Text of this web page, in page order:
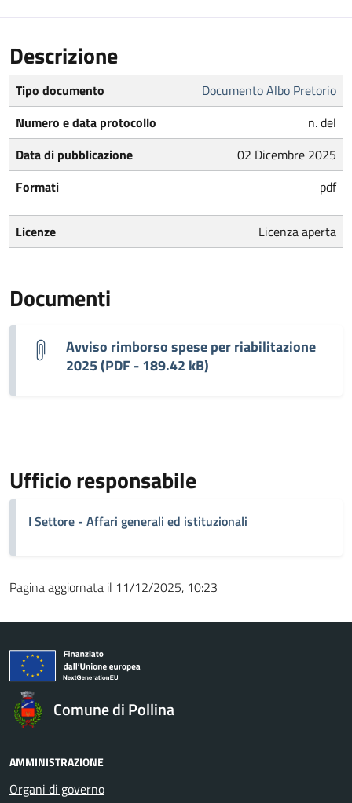
Descrizione
Tipo documento
Documento Albo Pretorio
Numero e data protocollo
n. del
Data di pubblicazione
02 Dicembre 2025
Formati
pdf
Licenze Licenza aperta
Documenti
Avviso rimborso spese per riabilitazione
2025 (PDF - 189.42 kB)
Ufficio responsabile
I Settore - Affari generali ed istituzionali
Pagina aggiornata il 11/12/2025, 10:23
Comune di Pollina
AMMINISTRAZIONE
Organi di governo